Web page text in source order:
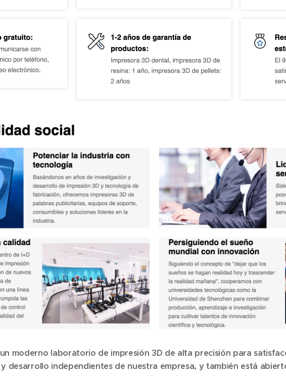
moderno laboratorio de impresión 3D de alta precisión para
desarrollo independientes de nuestra empresa, y también está